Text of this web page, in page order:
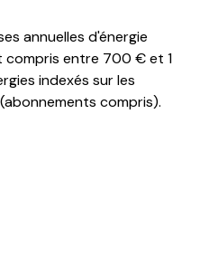
annuelles d'énergie
compris entre 700 € et 1
indexés sur les
compris).